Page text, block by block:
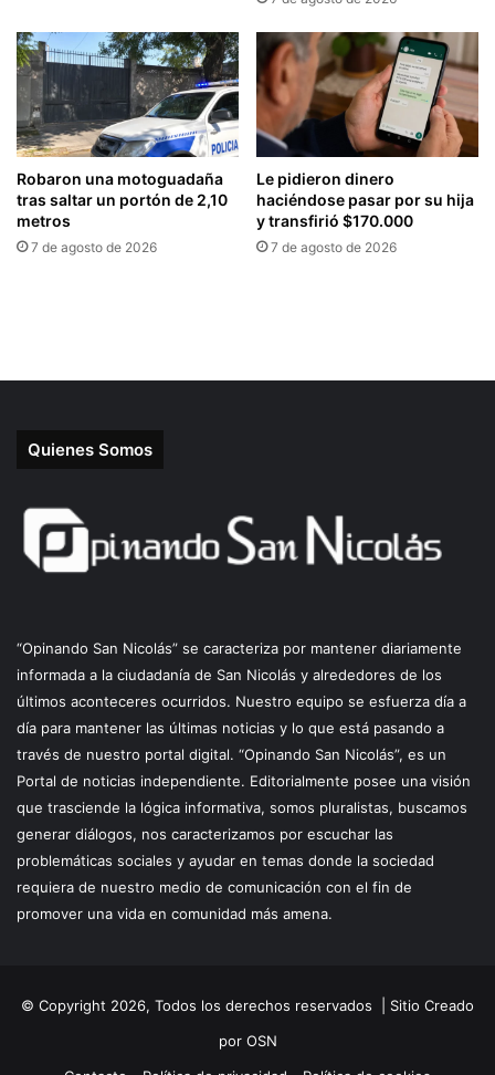
Quienes Somos
“Opinando San Nicolás” se caracteriza por mantener diariamente
informada a la ciudadanía de San Nicolás y alrededores de los
últimos aconteceres ocurridos. Nuestro equipo se esfuerza día a
día para mantener las últimas noticias y lo que está pasando a
través de nuestro portal digital. “Opinando San Nicolás”, es un
Portal de noticias independiente. Editorialmente posee una visión
que trasciende la lógica informativa, somos pluralistas, buscamos
generar diálogos, nos caracterizamos por escuchar las
problemáticas sociales y ayudar en temas donde la sociedad
requiera de nuestro medio de comunicación con el fin de
promover una vida en comunidad más amena.
© Copyright 2026, Todos los derechos reservados | Sitio Creado
por OSN